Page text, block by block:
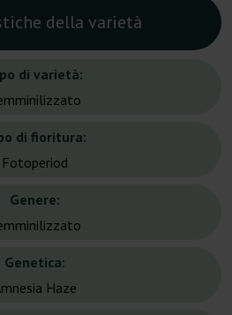
della varietà
di varietà:
di fioritura:
Fotoperiod
Genere:
Genetica:
Haze